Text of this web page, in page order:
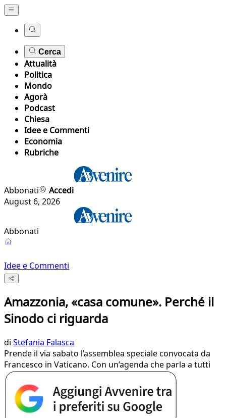
Cerca
Attualità
Politica
Mondo
Agorà
Podcast
Chiesa
Idee e Commenti
Economia
Rubriche
Abbonati
Accedi
August 6, 2026
Abbonati
Idee e Commenti
Amazzonia, «casa comune». Perché il
Sinodo ci riguarda
di Stefania Falasca
Prende il via sabato l’assemblea speciale convocata da
Francesco in Vaticano. Con un’agenda che parla a tutti